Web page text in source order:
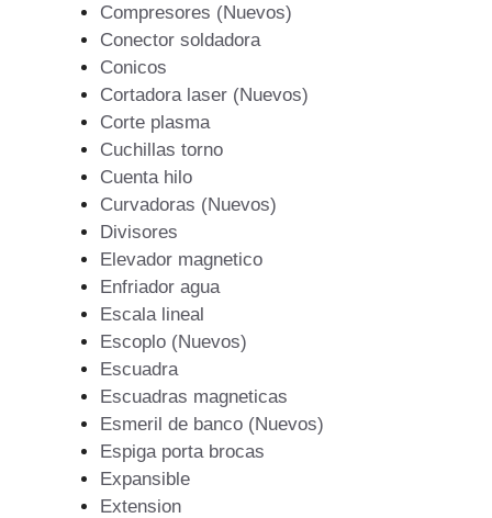
Compresores (Nuevos)
Conector soldadora
Conicos
Cortadora laser (Nuevos)
Corte plasma
Cuchillas torno
Cuenta hilo
Curvadoras (Nuevos)
Divisores
Elevador magnetico
Enfriador agua
Escala lineal
Escoplo (Nuevos)
Escuadra
Escuadras magneticas
Esmeril de banco (Nuevos)
Espiga porta brocas
Expansible
Extension